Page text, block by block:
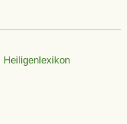
Heiligenlexikon